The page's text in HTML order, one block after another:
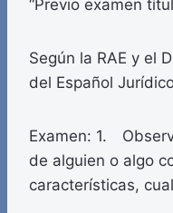
“Previo examen
Según la RAE y el
del Español
Examen: 1.
de alguien o algo
características,